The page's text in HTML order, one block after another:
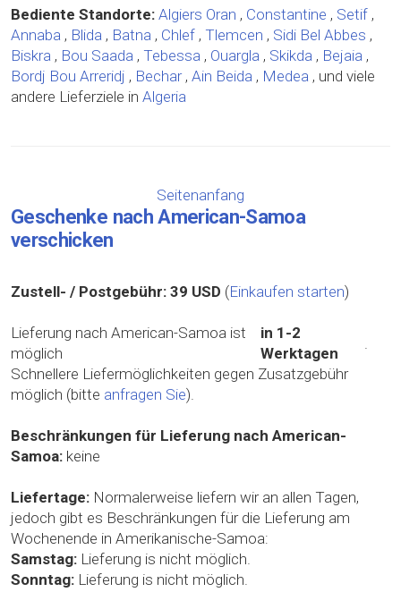
Bediente Standorte: Algiers Oran , Constantine , Setif ,
Annaba , Blida , Batna , Chlef , Tlemcen , Sidi Bel Abbes ,
Biskra , Bou Saada , Tebessa , Ouargla , Skikda , Bejaia ,
Bordj Bou Arreridj , Bechar, Ain Beida , Medea , und viele
andere Lieferziele in Algeria
Seitenanfang
Geschenke nach American-Samoa
verschicken
Zustell- / Postgebühr: 39 USD (Einkaufen starten)
Lieferung nach American-Samoa ist
möglich
in 1-2
Werktagen
Schnellere Liefermöglichkeiten gegen Zusatzgebühr
möglich (bitte anfragen Sie).
Beschränkungen für Lieferung nach American-
Samoa: keine
Liefertage: Normalerweise liefern wir an allen Tagen,
jedoch gibt es Beschränkungen für die Lieferung am
Wochenende in Amerikanische-Samoa:
Samstag: Lieferung is nicht möglich.
Sonntag: Lieferung is nicht möglich.